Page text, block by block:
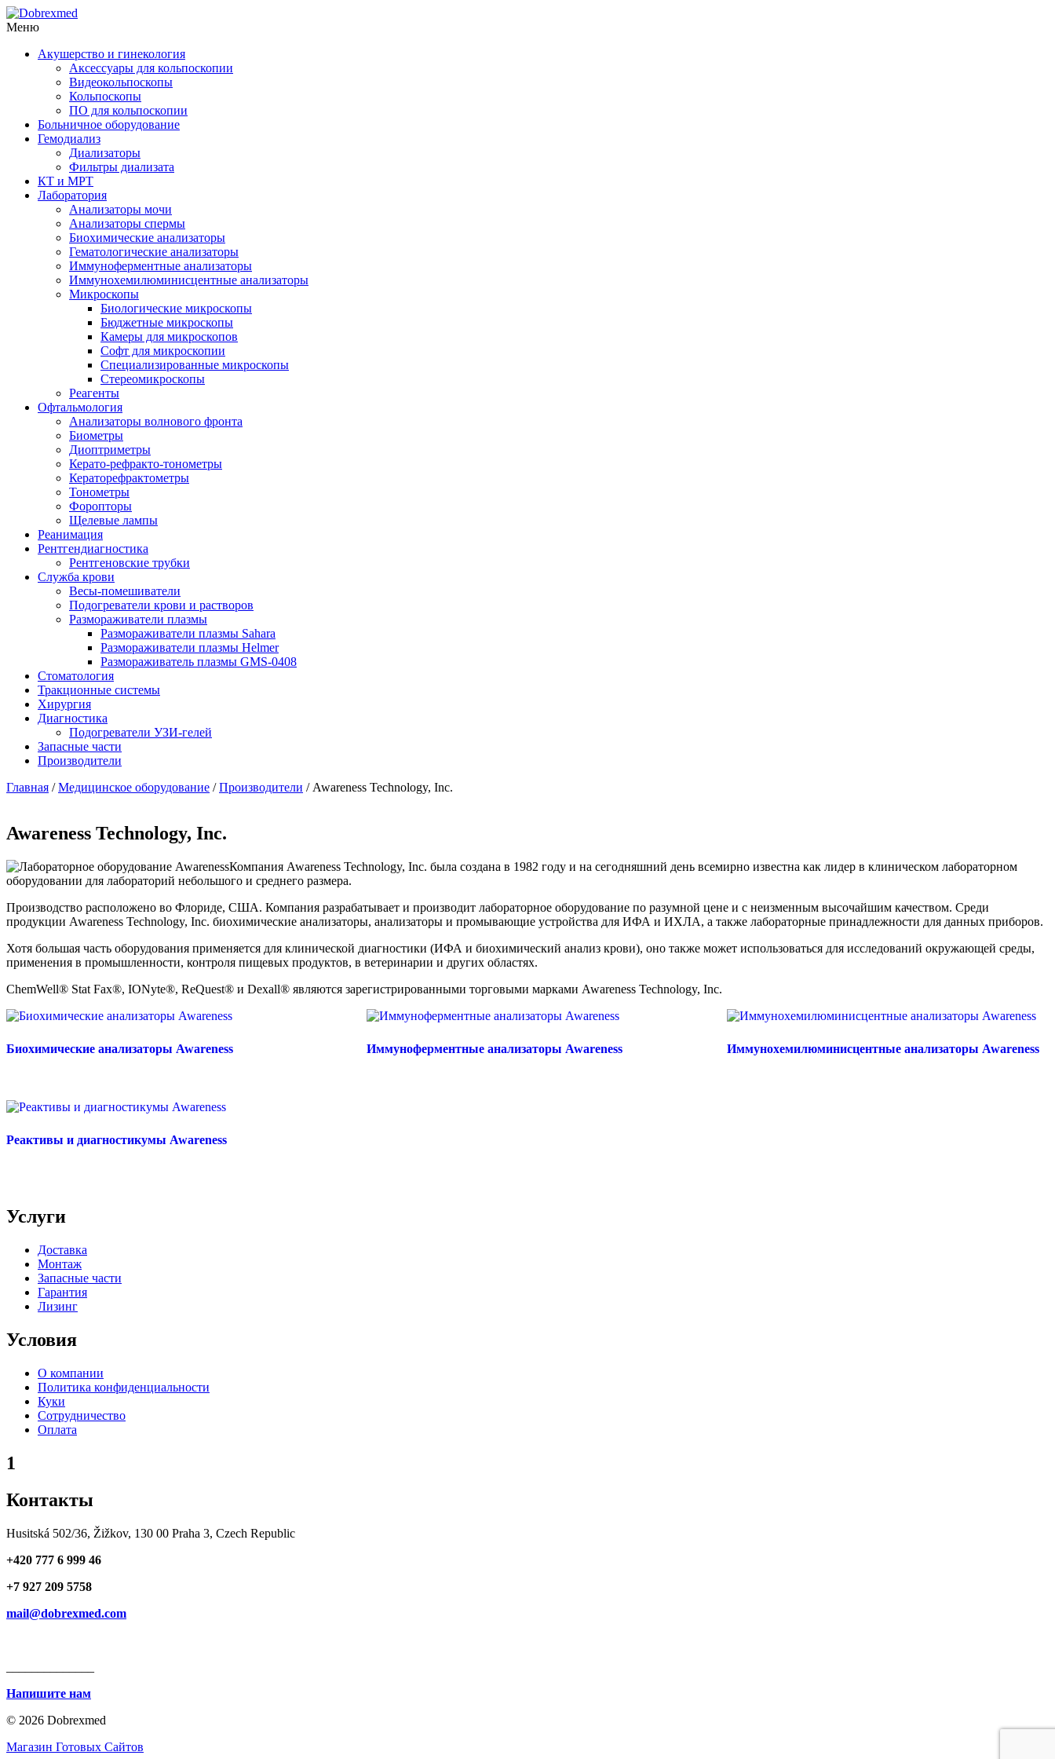
Меню
Акушерство и гинекология
Аксессуары для кольпоскопии
Видеокольпоскопы
Кольпоскопы
ПО для кольпоскопии
Больничное оборудование
Гемодиализ
Диализаторы
Фильтры диализата
КТ и МРТ
Лаборатория
Анализаторы мочи
Анализаторы спермы
Биохимические анализаторы
Гематологические анализаторы
Иммуноферментные анализаторы
Иммунохемилюминисцентные анализаторы
Микроскопы
Биологические микроскопы
Бюджетные микроскопы
Камеры для микроскопов
Софт для микроскопии
Специализированные микроскопы
Стереомикроскопы
Реагенты
Офтальмология
Анализаторы волнового фронта
Биометры
Диоптриметры
Керато-рефракто-тонометры
Кераторефрактометры
Тонометры
Форопторы
Щелевые лампы
Реанимация
Рентгендиагностика
Рентгеновские трубки
Служба крови
Весы-помешиватели
Подогреватели крови и растворов
Размораживатели плазмы
Размораживатели плазмы Sahara
Размораживатели плазмы Helmer
Размораживатель плазмы GMS-0408
Стоматология
Тракционные системы
Хирургия
Диагностика
Подогреватели УЗИ-гелей
Запасные части
Производители
Главная /Медицинское оборудование /Производители / Awareness Technology, Inc.
Awareness Technology, Inc.
Компания Awareness Technology, Inc. была создана в 1982 году и на сегодняшний день всемирно известна как лидер в клиническом лабораторном
оборудовании для лабораторий небольшого и среднего размера.
Производство расположено во Флориде, США. Компания разрабатывает и производит лабораторное оборудование по разумной цене и с неизменным высочайшим качеством. Среди
продукции Awareness Technology, Inc. биохимические анализаторы, анализаторы и промывающие устройства для ИФА и ИХЛА, а также лабораторные принадлежности для данных приборов.
Хотя большая часть оборудования применяется для клинической диагностики (ИФА и биохимический анализ крови), оно также может использоваться для исследований окружающей среды,
применения в промышленности, контроля пищевых продуктов, в ветеринарии и других областях.
ChemWell® Stat Fax®, IONyte®, ReQuest® и Dexall® являются зарегистрированными торговыми марками Awareness Technology, Inc.
Биохимические анализаторы Awareness Иммуноферментные анализаторы Awareness Иммунохемилюминисцентные анализаторы Awareness
Реактивы и диагностикумы Awareness
Услуги
Доставка
Монтаж
Запасные части
Гарантия
Лизинг
Условия
О компании
Политика конфиденциальности
Куки
Сотрудничество
Оплата
1
Контакты
Husitská 502/36, Žižkov, 130 00 Praha 3, Czech Republic
+420 777 6 999 46
+7 927 209 5758
mail@dobrexmed.com
Напишите нам
© 2026 Dobrexmed
Магазин Готовых Сайтов